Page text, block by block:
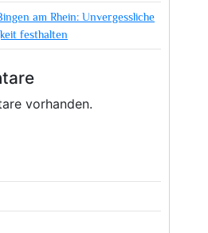
am Rhein: Unvergessliche
festhalten
vorhanden.